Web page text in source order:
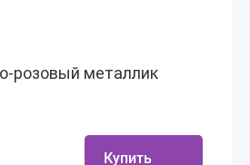
розовый металлик
Купить